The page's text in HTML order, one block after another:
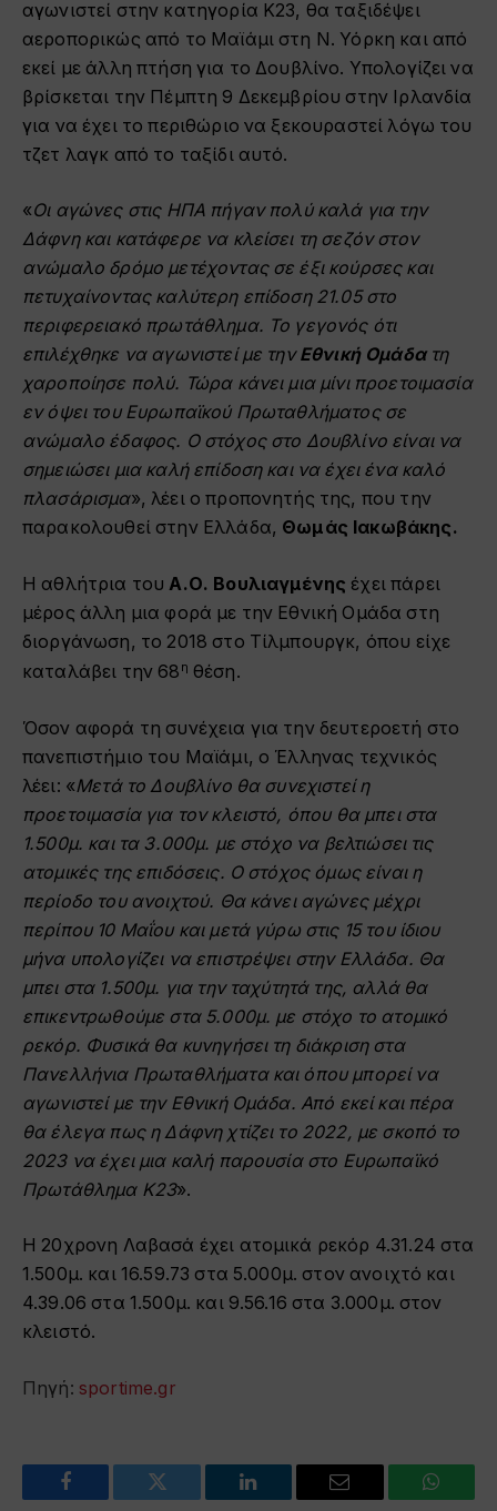
αγωνιστεί στην κατηγορία Κ23, θα ταξιδέψει
αεροπορικώς από το Μαϊάμι στη Ν. Υόρκη και από
εκεί με άλλη πτήση για το Δουβλίνο. Υπολογίζει να
βρίσκεται την Πέμπτη 9 Δεκεμβρίου στην Ιρλανδία
για να έχει το περιθώριο να ξεκουραστεί λόγω του
τζετ λαγκ από το ταξίδι αυτό.
«Οι αγώνες στις ΗΠΑ πήγαν πολύ καλά για την
Δάφνη και κατάφερε να κλείσει τη σεζόν στον
ανώμαλο δρόμο μετέχοντας σε έξι κούρσες και
πετυχαίνοντας καλύτερη επίδοση 21.05 στο
περιφερειακό πρωτάθλημα. Το γεγονός ότι
επιλέχθηκε να αγωνιστεί με τηνΕθνική Ομάδατη
χαροποίησε πολύ. Τώρα κάνει μια μίνι προετοιμασία
εν όψει του Ευρωπαϊκού Πρωταθλήματος σε
ανώμαλο έδαφος. Ο στόχος στο Δουβλίνο είναι να
σημειώσει μια καλή επίδοση και να έχει ένα καλό
πλασάρισμα», λέει ο προπονητής της, που την
παρακολουθεί στην Ελλάδα, Θωμάς Ιακωβάκης.
Η αθλήτρια του Α.Ο. Βουλιαγμένης έχει πάρει
μέρος άλλη μια φορά με την Εθνική Ομάδα στη
διοργάνωση, το 2018 στο Τίλμπουργκ, όπου είχε
καταλάβει την 68 η θέση.
Όσον αφορά τη συνέχεια για την δευτεροετή στο
πανεπιστήμιο του Μαϊάμι, ο Έλληνας τεχνικός
λέει: «Μετά το Δουβλίνο θα συνεχιστεί η
προετοιμασία για τον κλειστό, όπου θα μπει στα
1.500μ. και τα 3.000μ. με στόχο να βελτιώσει τις
ατομικές της επιδόσεις. Ο στόχος όμως είναι η
περίοδο του ανοιχτού. Θα κάνει αγώνες μέχρι
περίπου 10 Μαΐου και μετά γύρω στις 15 του ίδιου
μήνα υπολογίζει να επιστρέψει στην Ελλάδα. Θα
μπει στα 1.500μ. για την ταχύτητά της, αλλά θα
επικεντρωθούμε στα 5.000μ. με στόχο το ατομικό
ρεκόρ. Φυσικά θα κυνηγήσει τη διάκριση στα
Πανελλήνια Πρωταθλήματα και όπου μπορεί να
αγωνιστεί με την Εθνική Ομάδα. Από εκεί και πέρα
θα έλεγα πως η Δάφνη χτίζει το 2022, με σκοπό το
2023 να έχει μια καλή παρουσία στο Ευρωπαϊκό
Πρωτάθλημα Κ23».
H 20χρονη Λαβασά έχει ατομικά ρεκόρ 4.31.24 στα
1.500μ. και 16.59.73 στα 5.000μ. στον ανοιχτό και
4.39.06 στα 1.500μ. και 9.56.16 στα 3.000μ. στον
κλειστό.
Πηγή: sportime.gr
Facebook Twitter LinkedIn Email